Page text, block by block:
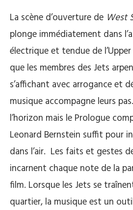
La scène d’ouverture de West
plonge immédiatement dans
électrique et tendue de
que les membres des Jets
s’affichant avec arrogance et
musique accompagne leurs
l’horizon mais le Prologue
Leonard Bernstein suffit pour
dans l’air. Les faits et gestes
incarnent chaque note de la
film. Lorsque les Jets se
quartier, la musique est un